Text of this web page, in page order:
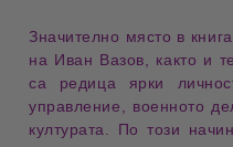
Значително място в
на Иван Вазов, както и
са редица ярки
управление
военното
културата. По този